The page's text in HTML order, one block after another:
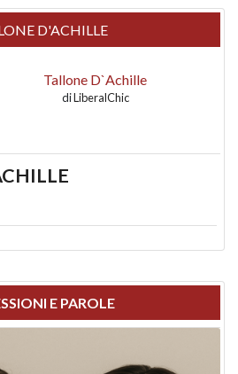
D'ACHILLE
Tallone D`Achille
diLiberalChic
E PAROLE